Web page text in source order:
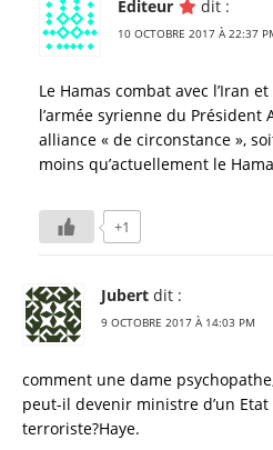
Editeur dit :
10 OCTOBRE 2017 À 22:37
Le Hamas combat avec l’Iran
l’armée syrienne du Président
alliance « de circonstance »,
moins qu’actuellement le
+1
Jubert dit :
9 OCTOBRE 2017 À 14:03 PM
comment une dame
peut-il devenir ministre d’un Etat
terroriste?Haye.